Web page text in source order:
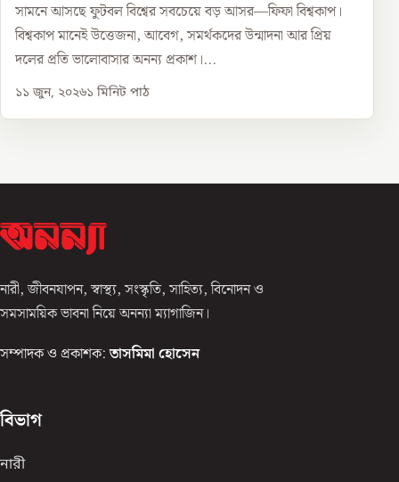
সামনে আসছে ফুটবল বিশ্বের সবচেয়ে বড় আসর—ফিফা বিশ্বকাপ।
বিশ্বকাপ মানেই উত্তেজনা, আবেগ, সমর্থকদের উন্মাদনা আর প্রিয়
দলের প্রতি ভালোবাসার অনন্য প্রকাশ।...
১১ জুন, ২০২৬১ মিনিট পাঠ
নারী, জীবনযাপন, স্বাস্থ্য, সংস্কৃতি, সাহিত্য, বিনোদন ও
সমসাময়িক ভাবনা নিয়ে অনন্যা ম্যাগাজিন।
সম্পাদক ও প্রকাশক: তাসমিমা হোসেন
বিভাগ
নারী